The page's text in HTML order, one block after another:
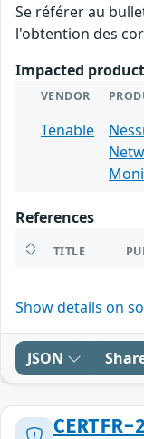
Se référer au
l'obtention des
Impacted
VENDOR
Tenable
References
TITLE
Show details on
JSON